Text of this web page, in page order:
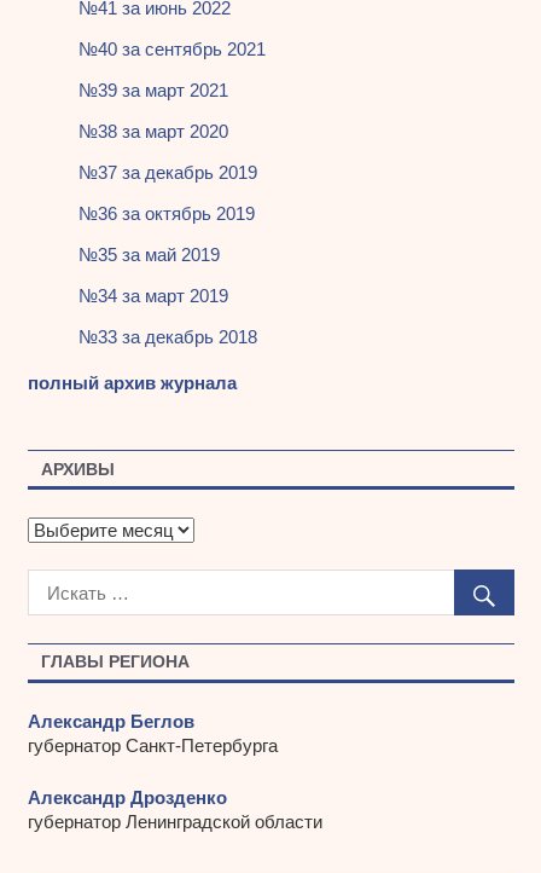
ГЛАВЫ РЕГИОНА
Александр Беглов
губернатор Санкт-Петербурга
Александр Дрозденко
губернатор Ленинградской области
№41 за июнь 2022
№40 за сентябрь 2021
№39 за март 2021
№38 за март 2020
№37 за декабрь 2019
№36 за октябрь 2019
№35 за май 2019
№34 за март 2019
№33 за декабрь 2018
полный архив журнала
АРХИВЫ
А
х
ы